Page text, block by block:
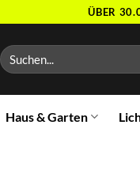
ÜBER
Suchen
nach:
Haus & Garten